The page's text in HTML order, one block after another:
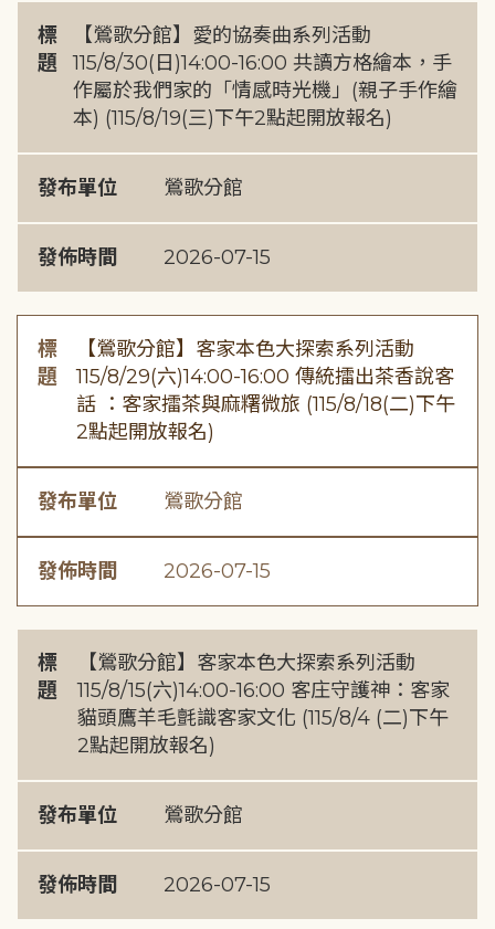
標
題
【鶯歌分館】愛的協奏曲系列活動
115/8/30(日)14:00-16:00 共讀方格繪本，手
作屬於我們家的「情感時光機」(親子手作繪
本) (115/8/19(三)下午2點起開放報名)
發布單位 鶯歌分館
發佈時間 2026-07-15
標
題
【鶯歌分館】客家本色大探索系列活動
115/8/29(六)14:00-16:00 傳統擂出茶香說客
話 ：客家擂茶與麻糬微旅 (115/8/18(二)下午
2點起開放報名)
發布單位 鶯歌分館
發佈時間 2026-07-15
標
題
【鶯歌分館】客家本色大探索系列活動
115/8/15(六)14:00-16:00 客庄守護神：客家
貓頭鷹羊毛氈識客家文化 (115/8/4 (二)下午
2點起開放報名)
發布單位 鶯歌分館
發佈時間 2026-07-15